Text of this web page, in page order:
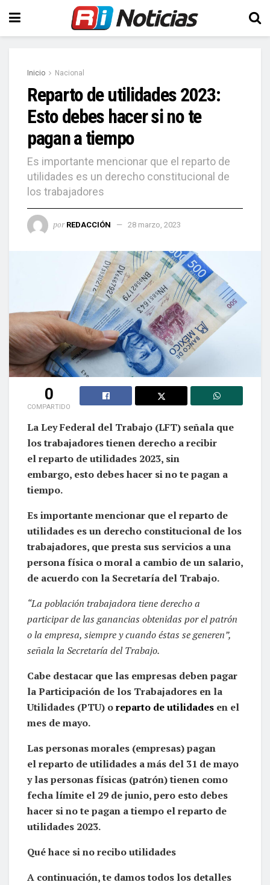
Inicio Nacional
Reparto de utilidades 2023:
Esto debes hacer si no te
pagan a tiempo
Es importante mencionar que el reparto de
utilidades es un derecho constitucional de
los trabajadores
por REDACCIÓN 28 marzo, 2023
0
COMPARTIDO
La Ley Federal del Trabajo (LFT) señala que
los trabajadores tienen derecho a recibir
el reparto de utilidades 2023, sin
embargo, esto debes hacer si no te pagan a
tiempo.
Es importante mencionar que el reparto de
utilidades es un derecho constitucional de los
trabajadores, que presta sus servicios a una
persona física o moral a cambio de un salario,
de acuerdo con la Secretaría del Trabajo.
“La población trabajadora tiene derecho a
participar de las ganancias obtenidas por el patrón
o la empresa, siempre y cuando éstas se generen”,
señala la Secretaría del Trabajo.
Cabe destacar que las empresas deben pagar
la Participación de los Trabajadores en la
Utilidades (PTU) oreparto de utilidades en el
mes de mayo.
Las personas morales (empresas) pagan
el reparto de utilidades a más del 31 de mayo
y las personas físicas (patrón) tienen como
fecha límite el 29 de junio, pero esto debes
hacer si no te pagan a tiempo el reparto de
utilidades 2023.
Qué hace si no recibo utilidades
A continuación, te damos todos los detalles